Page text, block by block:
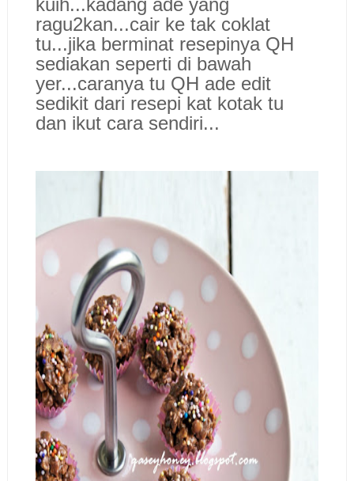
ragu2kan...cair ke tak coklat
tu...jika berminat resepinya QH
sediakan seperti di bawah
yer...caranya tu QH ade edit
sedikit dari resepi kat kotak tu
dan ikut cara sendiri...